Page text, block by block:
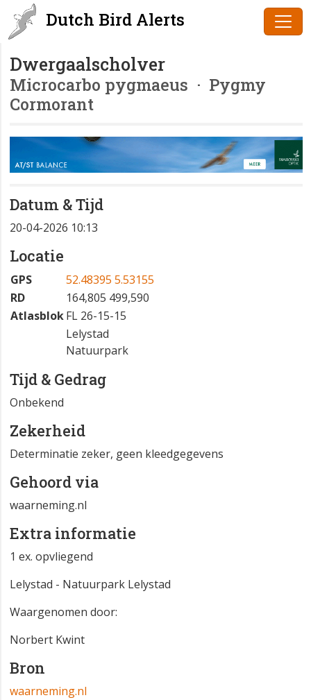
Dutch Bird Alerts
Dwergaalscholver
Microcarbo pygmaeus · Pygmy
Cormorant
Datum & Tijd
20-04-2026 10:13
Locatie
GPS
52.48395 5.53155
RD
164,805 499,590
AtlasblokFL 26-15-15
Lelystad
Natuurpark
Tijd & Gedrag
Onbekend
Zekerheid
Determinatie zeker, geen kleedgegevens
Gehoord via
waarneming.nl
Extra informatie
1 ex. opvliegend
Lelystad - Natuurpark Lelystad
Waargenomen door:
Norbert Kwint
Bron
waarneming.nl